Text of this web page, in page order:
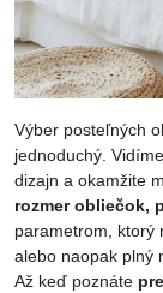
Výber posteľných
jednoduchý.
dizajn a okamžite
rozmer obliečok,
parametrom, ktorý
alebo naopak plný
Až keď poznáte